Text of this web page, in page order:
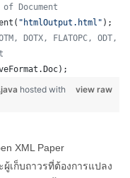
Document
( "htmlOutput.html" );
DOTX, FLATOPC,
. Doc);
view raw
hosted with
XML Paper
เก็บถาวรที่ต้องการแปลง